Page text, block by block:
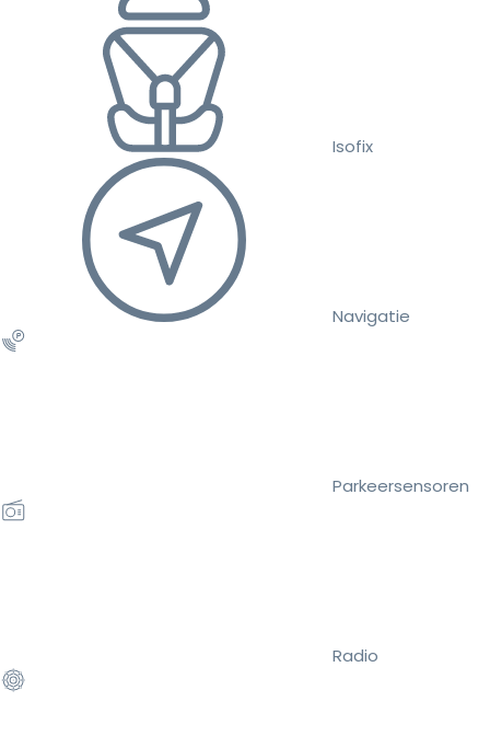
Isofix
Navigatie
Parkeersensoren
Radio